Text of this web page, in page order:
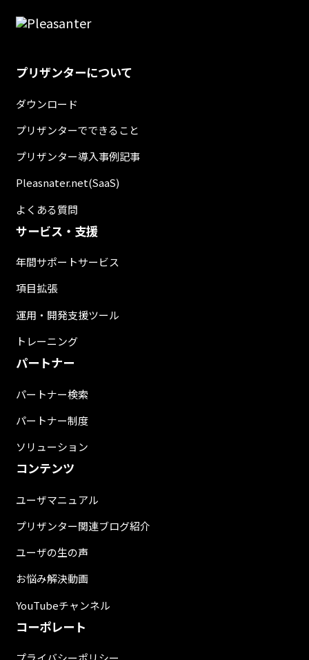
プリザンターについて
ダウンロード
プリザンターでできること
プリザンター導入事例記事
Pleasnater.net(SaaS)
よくある質問
サービス・支援
年間サポートサービス
項目拡張
運用・開発支援ツール
トレーニング
パートナー
パートナー検索
パートナー制度
ソリューション
コンテンツ
ユーザマニュアル
プリザンター関連ブログ紹介
ユーザの生の声
お悩み解決動画
YouTubeチャンネル
コーポレート